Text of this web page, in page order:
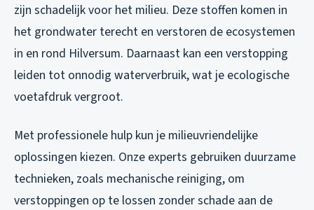
zijn schadelijk voor het milieu. Deze stoffen komen in
het grondwater terecht en verstoren de ecosystemen
in en rond Hilversum. Daarnaast kan een verstopping
leiden tot onnodig waterverbruik, wat je ecologische
voetafdruk vergroot.
Met professionele hulp kun je milieuvriendelijke
oplossingen kiezen. Onze experts gebruiken duurzame
technieken, zoals mechanische reiniging, om
verstoppingen op te lossen zonder schade aan de